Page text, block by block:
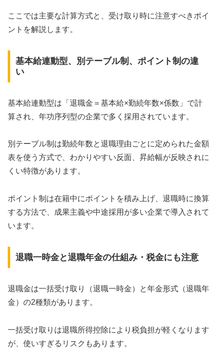
ここでは主要な計算方式と、受け取り時に注意すべきポイ
ントを解説します。
基本給連動型、別テーブル制、ポイント制の違
い
基本給連動型は「退職金＝基本給×勤続年数×係数」で計
算され、年功序列型の企業で多く採用されています。
別テーブル制は勤続年数と退職理由ごとに定められた金額
表を使う方式で、わかりやすい反面、昇給幅が反映されに
くい特徴があります。
ポイント制は在籍中にポイントを積み上げ、退職時に換算
する方法で、成果主義や中途採用が多い企業で導入されて
います。
退職一時金と退職年金の仕組み・税金にも注意
退職金は一括受け取り（退職一時金）と年金形式（退職年
金）の2種類があります。
一括受け取りは退職所得控除により税負担が軽くなります
が、使いすぎるリスクもあります。